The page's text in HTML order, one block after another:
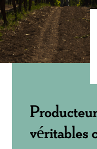
véritables